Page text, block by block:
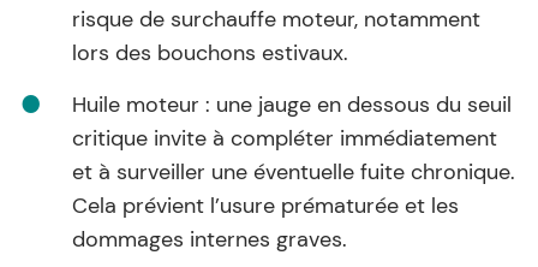
risque de surchauffe moteur, notamment
lors des bouchons estivaux.
Huile moteur : une jauge en dessous du seuil
critique invite à compléter immédiatement
et à surveiller une éventuelle fuite chronique.
Cela prévient l’usure prématurée et les
dommages internes graves.